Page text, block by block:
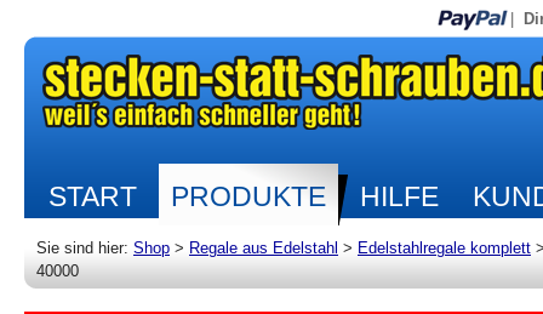
START PRODUKTE HILFE
Sie sind hier: Shop > Regale aus Edelstahl > Edelstahlregale komplett
40000